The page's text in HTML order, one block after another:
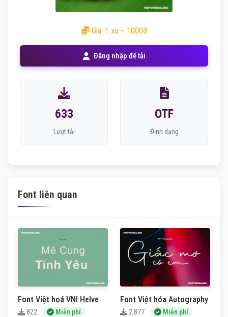
Giá: 1 xu ~ 1000đ
Đăng nhập để tải
633
Lượt tải
OTF
Định dạng
Font liên quan
Font Việt hoá VNI Helve
822 Miễn phí
Font Việt hóa Autography
2,877 Miễn phí